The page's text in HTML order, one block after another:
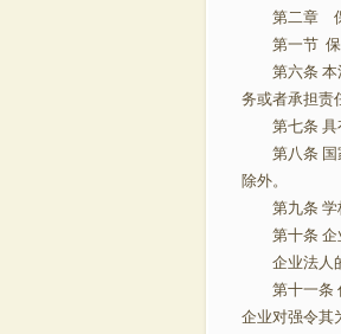
第二章
第一节
第六条 本法
务或者承担责
第七条 具有
第八条 国家
除外。
第九条 学校
第十条 企
企业法人的
第十一条 任
企业对强令其